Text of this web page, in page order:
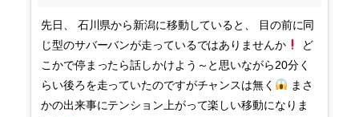
先日、 石川県から新潟に移動していると、 目の前に同
じ型のサバーバンが走っているではありませんか
ど
こかで停まったら話しかけよう～と思いながら20分く
らい後ろを走っていたのですがチャンスは無く
まさ
かの出来事にテンション上がって楽しい移動になりま